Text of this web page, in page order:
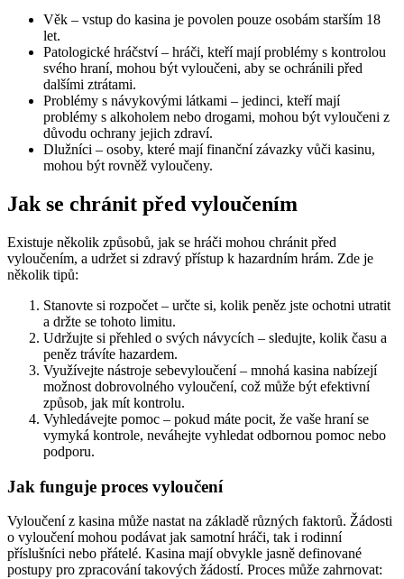
Věk – vstup do kasina je povolen pouze osobám starším 18
let.
Patologické hráčství – hráči, kteří mají problémy s kontrolou
svého hraní, mohou být vyloučeni, aby se ochránili před
dalšími ztrátami.
Problémy s návykovými látkami – jedinci, kteří mají
problémy s alkoholem nebo drogami, mohou být vyloučeni z
důvodu ochrany jejich zdraví.
Dlužníci – osoby, které mají finanční závazky vůči kasinu,
mohou být rovněž vyloučeny.
Jak se chránit před vyloučením
Existuje několik způsobů, jak se hráči mohou chránit před
vyloučením, a udržet si zdravý přístup k hazardním hrám. Zde je
několik tipů:
Stanovte si rozpočet – určte si, kolik peněz jste ochotni utratit
a držte se tohoto limitu.
Udržujte si přehled o svých návycích – sledujte, kolik času a
peněz trávíte hazardem.
Využívejte nástroje sebevyloučení – mnohá kasina nabízejí
možnost dobrovolného vyloučení, což může být efektivní
způsob, jak mít kontrolu.
Vyhledávejte pomoc – pokud máte pocit, že vaše hraní se
vymyká kontrole, neváhejte vyhledat odbornou pomoc nebo
podporu.
Jak funguje proces vyloučení
Vyloučení z kasina může nastat na základě různých faktorů. Žádosti
o vyloučení mohou podávat jak samotní hráči, tak i rodinní
příslušníci nebo přátelé. Kasina mají obvykle jasně definované
postupy pro zpracování takových žádostí. Proces může zahrnovat: